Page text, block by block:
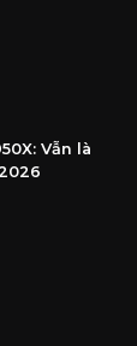
Vẫn là